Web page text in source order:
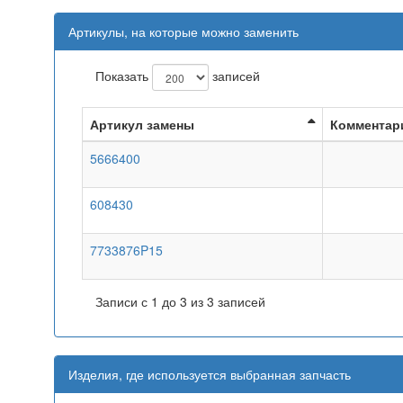
Артикулы, на которые можно заменить
Показать записей
Артикул замены
5666400
608430
7733876P15
Записи с 1 до 3 из 3 записей
Изделия, где используется выбранная запчасть